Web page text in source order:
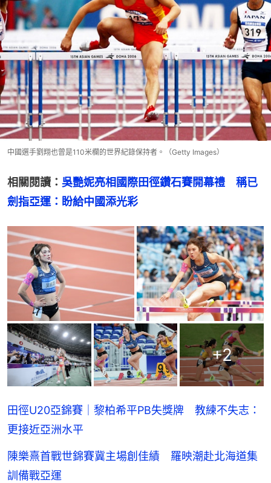
中國選手劉翔也曾是110米欄的世界紀錄保持者。（Getty Images）
相關閱讀： 吳艷妮亮相國際田徑鑽石賽開幕禮　稱已
劍指亞運：盼給中國添光彩
+2
田徑U20亞錦賽｜黎柏希平PB失獎牌 教練不失志：
更接近亞洲水平
陳樂熹首戰世錦賽冀主場創佳績 羅映潮赴北海道集
訓備戰亞運